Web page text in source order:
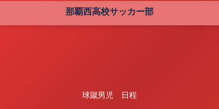
那覇西高校サッカー部
球蹴男児 日程